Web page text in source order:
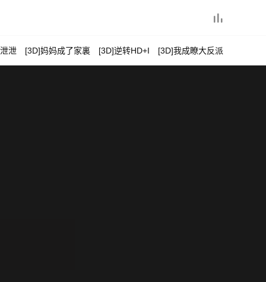

泄 [3D]妈妈成了家裏 [3D]逆转HD+I [3D]我成瞭大反派